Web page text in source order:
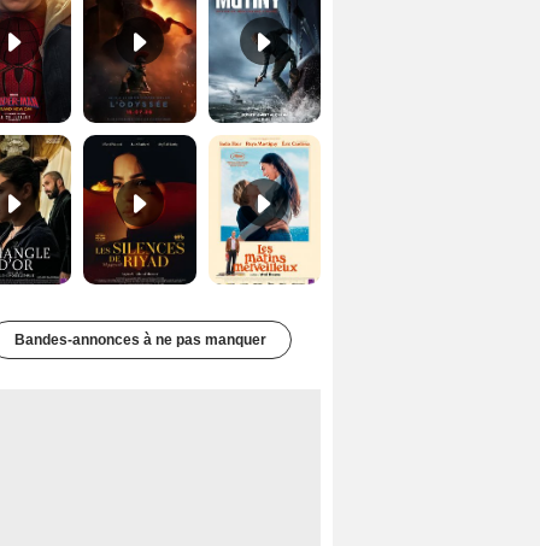
Les Silences de Riyad Bande-annonce VO STFR Les Matins merveilleux Bande-annonce VF
Bandes-annonces à ne pas manquer